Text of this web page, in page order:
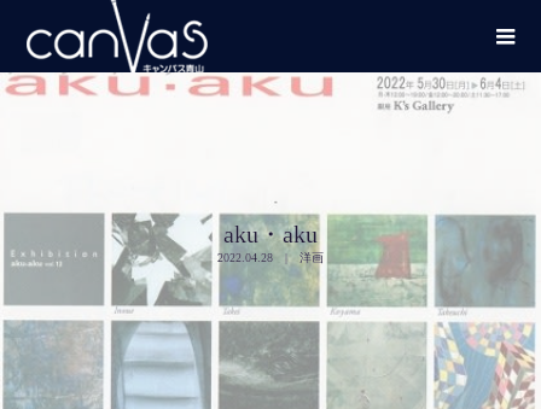
aku・aku
2022.04.28 洋画